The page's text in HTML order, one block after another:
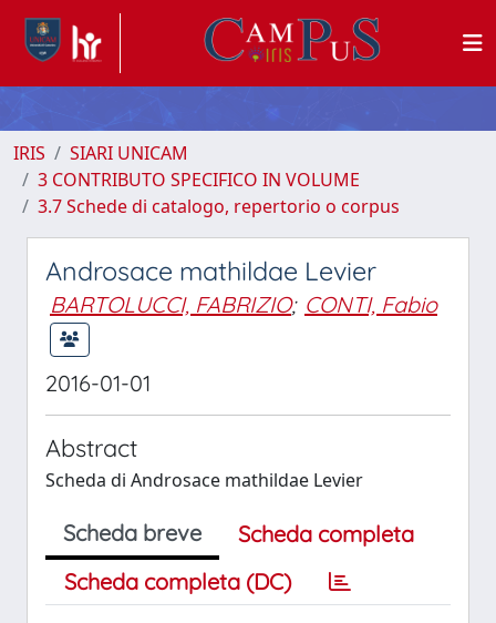
IRIS
SIARI UNICAM
3 CONTRIBUTO SPECIFICO IN VOLUME
3.7 Schede di catalogo, repertorio o corpus
Androsace mathildae Levier
BARTOLUCCI, FABRIZIO; CONTI, Fabio
2016-01-01
Abstract
Scheda di Androsace mathildae Levier
Scheda breve
Scheda completa
Scheda completa (DC)